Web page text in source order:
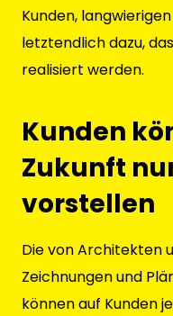
Kunden,
letztendlich dazu,
realisiert werden.
Kunden
Zukunft
vorstellen
Die von Architekten
Zeichnungen und
können auf Kunden